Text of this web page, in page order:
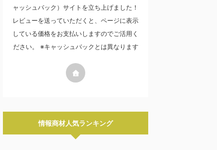
ャッシュバック）サイトを立ち上げました！
レビューを送っていただくと、ページに表示
している価格をお支払いしますのでご活用く
ださい。 ※キャッシュバックとは異なります
情報商材人気ランキング